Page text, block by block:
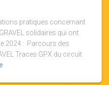
pratiques concernant
solidaires qui ont
2024 : Parcours des
Traces GPX du circuit